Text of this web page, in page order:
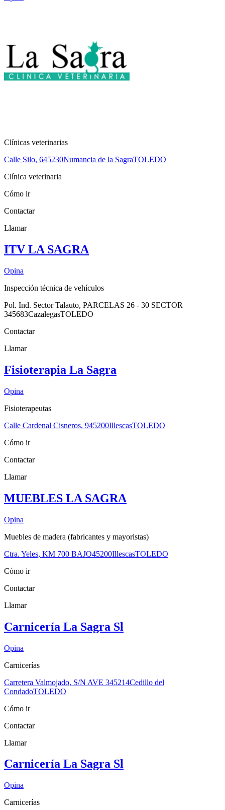
Clínicas veterinarias
Calle Silo, 645230Numancia de la SagraTOLEDO
Clínica veterinaria
Cómo ir
Contactar
Llamar
ITV LA SAGRA
Opina
Inspección técnica de vehículos
Pol. Ind. Sector Talauto, PARCELAS 26 - 30 SECTOR
345683CazalegasTOLEDO
Contactar
Llamar
Fisioterapia La Sagra
Opina
Fisioterapeutas
Calle Cardenal Cisneros, 945200IllescasTOLEDO
Cómo ir
Contactar
Llamar
MUEBLES LA SAGRA
Opina
Muebles de madera (fabricantes y mayoristas)
Ctra. Yeles, KM 700 BAJO45200IllescasTOLEDO
Cómo ir
Contactar
Llamar
Carnicería La Sagra Sl
Opina
Carnicerías
Carretera Valmojado, S/N AVE 345214Cedillo del
CondadoTOLEDO
Cómo ir
Contactar
Llamar
Carnicería La Sagra Sl
Opina
Carnicerías